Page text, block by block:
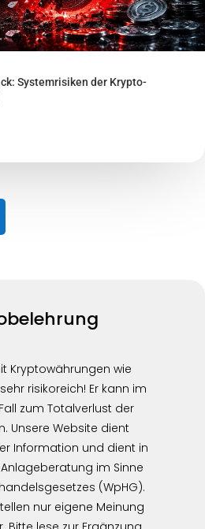
Systemrisiken der Krypto-
Kryptowährungen wie
risikoreich! Er kann im
zum Totalverlust der
Unsere Website dient
Information und dient in
im Sinne
(WpHG).
nur eigene Meinung